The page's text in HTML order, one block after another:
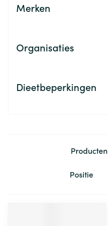
Merken
Organisaties
Dieetbeperkingen
Producten
Sorteer op: